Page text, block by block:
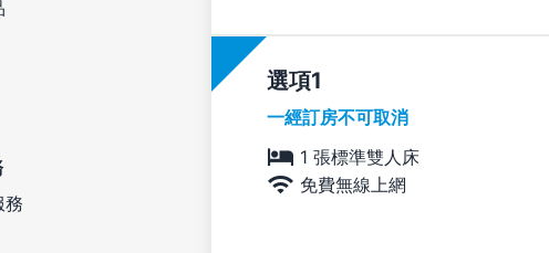
選項
一經訂房不可取消
1 張標準雙人床
免費無線上網
務